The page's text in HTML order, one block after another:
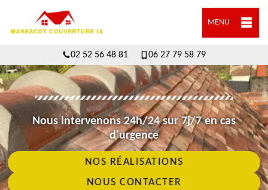
MENU
02 52 56 48 81 06 27 79 58 79
Nous intervenons 24h/24 sur 7j/7 en cas
d'urgence
NOS RÉALISATIONS
NOUS CONTACTER